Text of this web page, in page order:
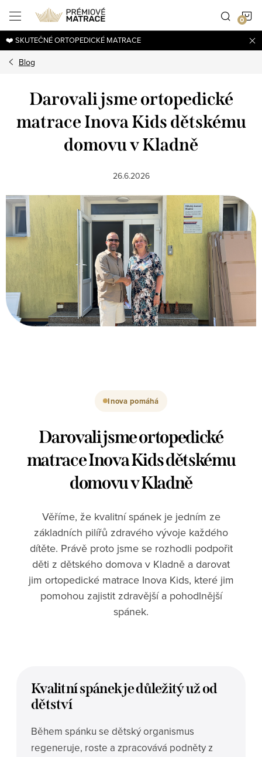
obsah
❤️ SKUTEČNÉ ORTOPEDICKÉ MATRACE
Blog
Darovali jsme ortopedické
matrace Inova Kids dětskému
domovu v Kladně
26.6.2026
Inova pomáhá
Darovali jsme ortopedické
matrace Inova Kids dětskému
domovu v Kladně
Věříme, že kvalitní spánek je jedním ze
základních pilířů zdravého vývoje každého
dítěte. Právě proto jsme se rozhodli podpořit
děti z dětského domova v Kladně a darovat
jim ortopedické matrace Inova Kids, které jim
pomohou zajistit zdravější a pohodlnější
spánek.
Kvalitní spánek je důležitý už od
dětství
Během spánku se dětský organismus
regeneruje, roste a zpracovává podněty z